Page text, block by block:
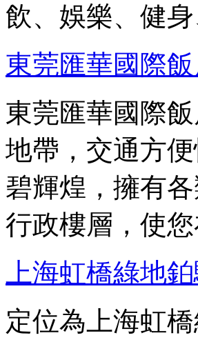
飲、娛樂、健
東莞匯華國際
東莞匯華國際
地帶，交通方
碧輝煌，擁有
行政樓層，使
上海虹橋綠地
定位為上海虹